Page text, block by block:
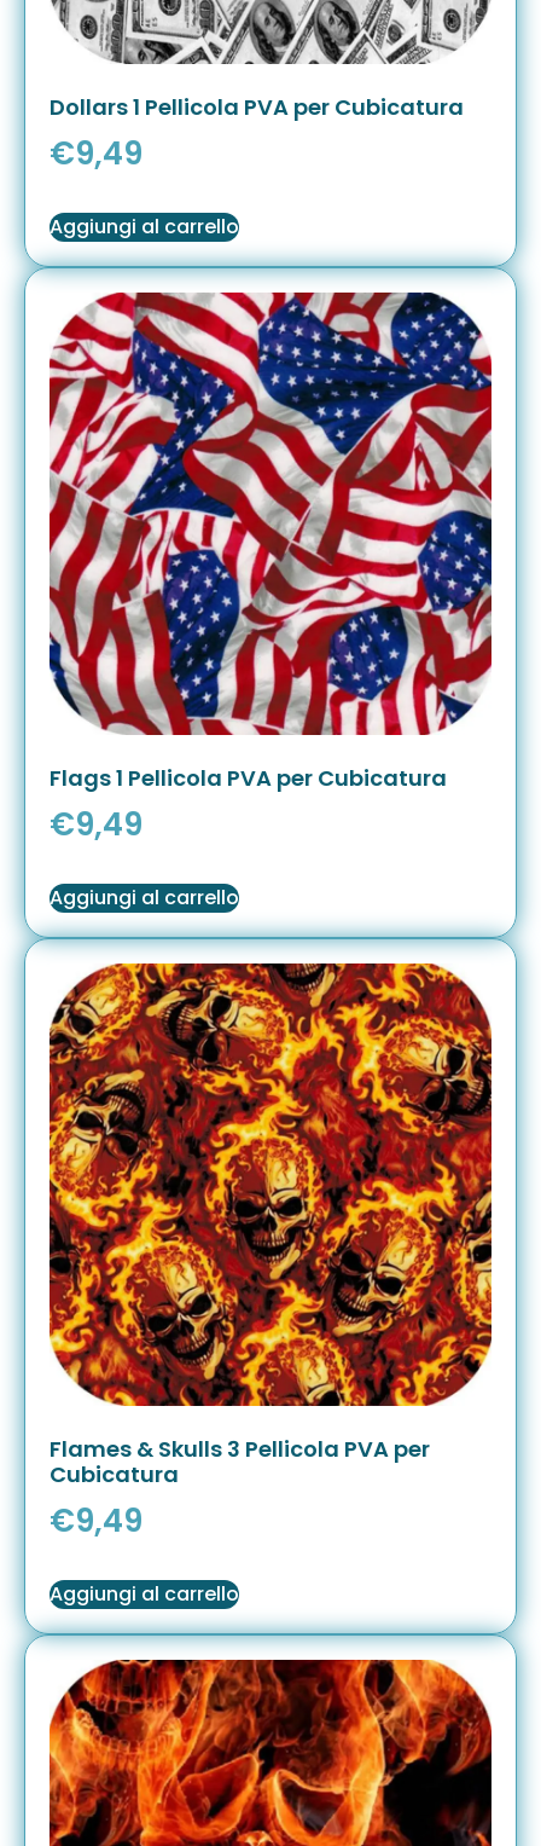
Dollars 1 Pellicola PVA per Cubicatura
€9,49
Aggiungi al carrello
Flags 1 Pellicola PVA per Cubicatura
€9,49
Aggiungi al carrello
Flames & Skulls 3 Pellicola PVA per
Cubicatura
€9,49
Aggiungi al carrello